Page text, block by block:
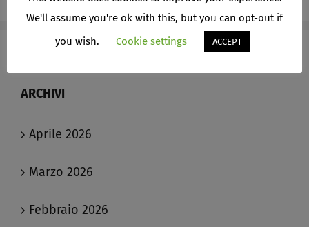
ARCHIVI
Aprile 2026
Marzo 2026
Febbraio 2026
We'll assume you're ok with this, but you can opt-out if
you wish.
Cookie settings ACCEPT